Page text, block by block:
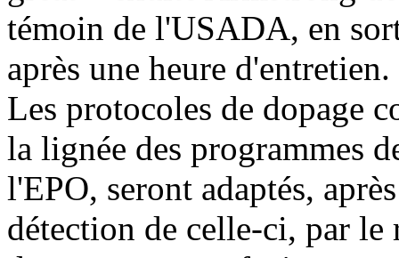
témoin de l'USADA, en
après une heure d'entretien.
Les protocoles de dopage
la lignée des programmes
l'EPO, seront adaptés,
détection de celle-ci, par le